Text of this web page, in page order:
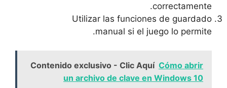
correctamente.
Utilizar las funciones de guardado
manual si el juego lo permite.
Contenido exclusivo - Clic Aquí Cómo abrir
un archivo de clave en Windows 10